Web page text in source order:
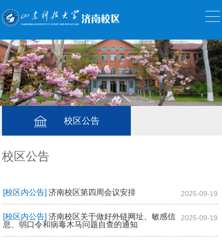
校区公告
校区公告
[校区内公告]济南校区第四周会议安排 2025-09-19
[校区内公告]济南校区关于做好外链网址、敏感信
息、弱口令和病毒木马问题自查的通知
2025-09-19